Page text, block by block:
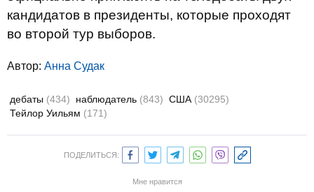
кандидатов в президенты, которые проходят
во второй тур выборов.
Автор: Анна Судак
дебаты (434) наблюдатель (843) США (30295)
Тейлор Уильям (171)
ПОДЕЛИТЬСЯ:
Мне нравится